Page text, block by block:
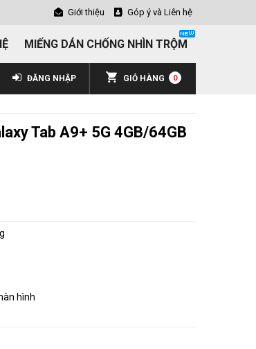
Giới thiệu Góp ý và Liên hệ
MIẾNG DÁN CHỐNG NHÌN TRỘM
GIỎ HÀNG 0
ĐĂNG NHẬP
Tab A9+ 5G 4GB/64GB
hình